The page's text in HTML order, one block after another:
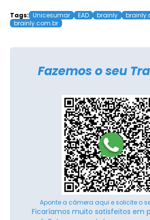
Tags: Unicesumar EAD brainly
brainly.com.br
Fazemos o seu
Aponte a câmera aqui e solicite o
Ficaríamos muito satisfeitos em